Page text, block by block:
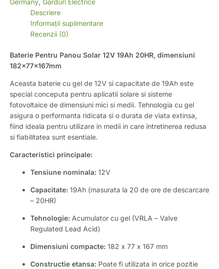
Germany, Garduri Electrice
Descriere
Informații suplimentare
Recenzii (0)
Baterie Pentru Panou Solar 12V 19Ah 20HR, dimensiuni
182x77x167mm
Aceasta baterie cu gel de 12V si capacitate de 19Ah este
special conceputa pentru aplicatii solare si sisteme
fotovoltaice de dimensiuni mici si medii. Tehnologia cu gel
asigura o performanta ridicata si o durata de viata extinsa,
fiind ideala pentru utilizare in medii in care intretinerea redusa
si fiabilitatea sunt esentiale.
Caracteristici principale:
Tensiune nominala: 12V
Capacitate: 19Ah (masurata la 20 de ore de descarcare
– 20HR)
Tehnologie: Acumulator cu gel (VRLA – Valve
Regulated Lead Acid)
Dimensiuni compacte: 182 x 77 x 167 mm
Constructie etansa: Poate fi utilizata in orice pozitie